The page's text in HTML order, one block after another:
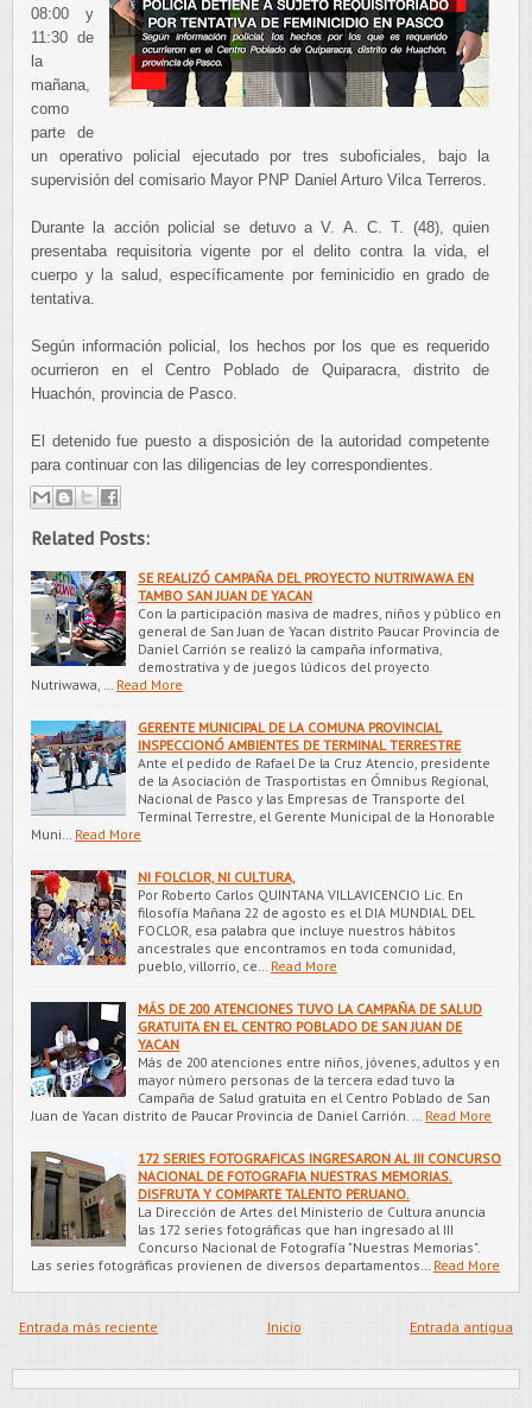
08:00 y
11:30 de
la
mañana,
como
parte de
un operativo policial ejecutado por tres suboficiales, bajo la
supervisión del comisario Mayor PNP Daniel Arturo Vilca Terreros.
Durante la acción policial se detuvo a V. A. C. T. (48), quien
presentaba requisitoria vigente por el delito contra la vida, el
cuerpo y la salud, específicamente por feminicidio en grado de
tentativa.
Según información policial, los hechos por los que es requerido
ocurrieron en el Centro Poblado de Quiparacra, distrito de
Huachón, provincia de Pasco.
El detenido fue puesto a disposición de la autoridad competente
para continuar con las diligencias de ley correspondientes.
Related Posts:
SE REALIZÓ CAMPAÑA DEL PROYECTO NUTRIWAWA EN
TAMBO SAN JUAN DE YACAN
Con la participación masiva de madres, niños y público en
general de San Juan de Yacan distrito Paucar Provincia de
Daniel Carrión se realizó la campaña informativa,
demostrativa y de juegos lúdicos del proyecto
Nutriwawa, …
Read More
GERENTE MUNICIPAL DE LA COMUNA PROVINCIAL
INSPECCIONÓ AMBIENTES DE TERMINAL TERRESTRE
Ante el pedido de Rafael De la Cruz Atencio, presidente
de la Asociación de Trasportistas en Ómnibus Regional,
Nacional de Pasco y las Empresas de Transporte del
Terminal Terrestre, el Gerente Municipal de la Honorable
Muni…
Read More
NI FOLCLOR, NI CULTURA,
Por Roberto Carlos QUINTANA VILLAVICENCIO Lic. En
filosofía Mañana 22 de agosto es el DIA MUNDIAL DEL
FOCLOR, esa palabra que incluye nuestros hábitos
ancestrales que encontramos en toda comunidad,
pueblo, villorrio, ce…
Read More
MÁS DE 200 ATENCIONES TUVO LA CAMPAÑA DE SALUD
GRATUITA EN EL CENTRO POBLADO DE SAN JUAN DE
YACAN
Más de 200 atenciones entre niños, jóvenes, adultos y en
mayor número personas de la tercera edad tuvo la
Campaña de Salud gratuita en el Centro Poblado de San
Juan de Yacan distrito de Paucar Provincia de Daniel Carrión. …
Read More
172 SERIES FOTOGRAFICAS INGRESARON AL III CONCURSO
NACIONAL DE FOTOGRAFIA NUESTRAS MEMORIAS.
DISFRUTA Y COMPARTE TALENTO PERUANO.
La Dirección de Artes del Ministerio de Cultura anuncia
las 172 series fotográficas que han ingresado al III
Concurso Nacional de Fotografía "Nuestras Memorias".
Las series fotográficas provienen de diversos departamentos…
Read More
Entrada más reciente Entrada antigua
Inicio